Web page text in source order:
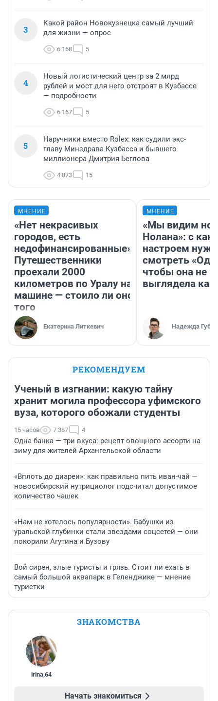
3
Какой район Новокузнецка самый лучший
для жизни — опрос
6 168 5
4
Новый логистический центр за 2 млрд
рублей и мост для него отстроят в Кузбассе
— подробности
6 167 5
5
Наручники вместо Rolex: как судили экс-
главу Минздрава Кузбасса и бывшего
миллионера Дмитрия Беглова
4 873 15
МНЕНИЕ
«Нет некрасивых
городов, есть
недофинансированные».
Путешественники
проехали 2000
километров по Уралу на
машине — стоило ли оно
того
Екатерина Литкевич
МНЕНИЕ
«Мы видим
Нолана»: с
настроем
смотреть
чтобы она не
выглядела как
Надежда
РЕКОМЕНДУЕМ
Ученый в изгнании: какую тайну
хранит могила профессора уфимского
вуза, которого обожали студенты
15 часов 7 387 4
Одна банка — три вкуса: рецепт овощного ассорти на
зиму для жителей Архангельской области
«Вплоть до диареи»: как правильно пить иван-чай —
новосибирский нутрициолог подсчитал допустимое
количество чашек
«Нам не хотелось популярности». Бабушки из
уральской глубинки стали звездами соцсетей — они
покорили Агутина и Бузову
Вой сирен, злые туристы и грязь. Стоит ли ехать в
самый большой аквапарк в Геленджике — мнение
туристки
ЗНАКОМСТВА
irina,64
Начать знакомиться